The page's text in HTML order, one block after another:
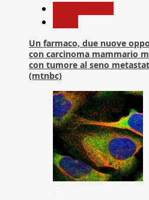
Un farmaco, due nuove
con carcinoma mammario
con tumore al seno
(mtnbc)